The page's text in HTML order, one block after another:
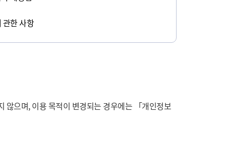
관한 사항
않으며, 이용 목적이 변경되는 경우에는 「개인정보